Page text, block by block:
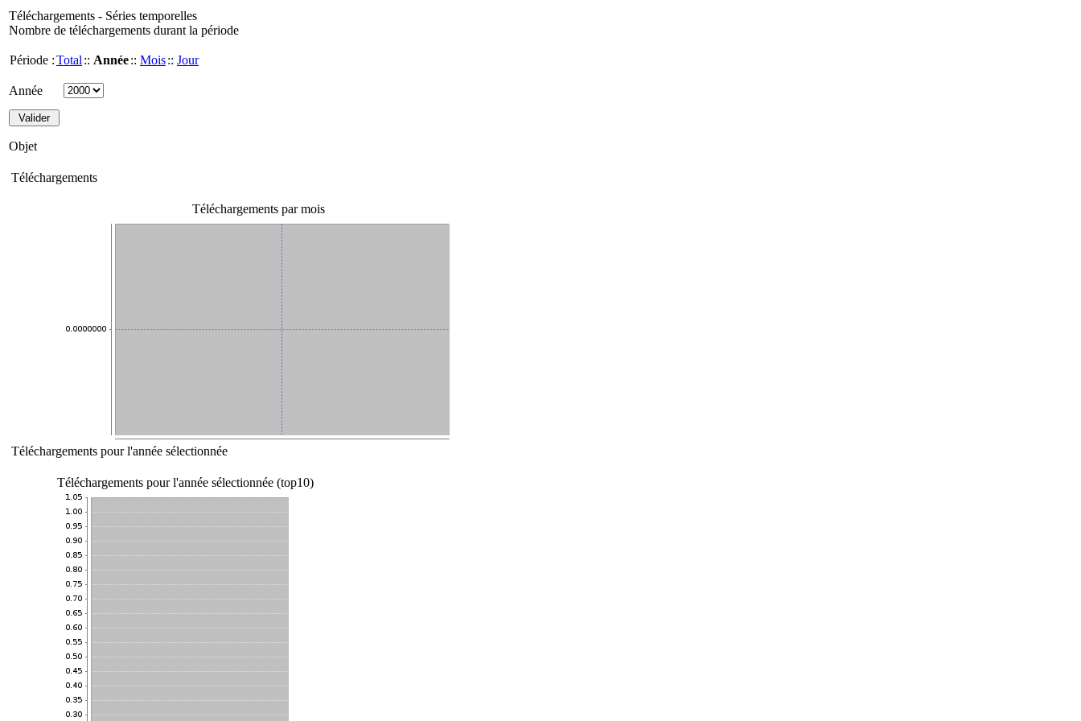
Téléchargements - Séries temporelles
Nombre de téléchargements durant la période
Période :Total :: Année:: Mois:: Jour
Année
Objet
Téléchargements
Téléchargements par mois
Téléchargements pour l'année sélectionnée
Téléchargements pour l'année sélectionnée (top10)